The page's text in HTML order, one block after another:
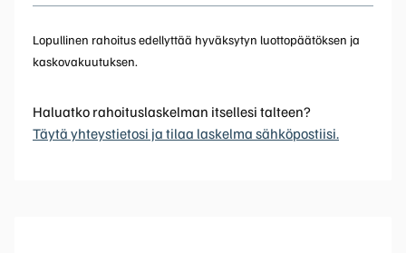
Lopullinen rahoitus edellyttää hyväksytyn luottopäätöksen ja
kaskovakuutuksen.
Haluatko rahoituslaskelman itsellesi talteen?
Täytä yhteystietosi ja tilaa laskelma sähköpostiisi.